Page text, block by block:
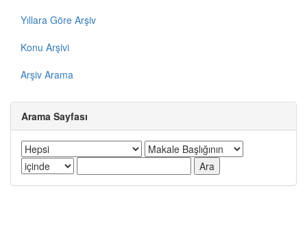
Yıllara Göre Arşiv
Konu Arşivi
Arşiv Arama
Arama Sayfası